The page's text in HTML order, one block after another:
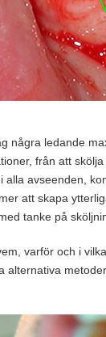
några ledande
från att
alla avseenden,
att skapa
tanke på
varför och i
alternativa